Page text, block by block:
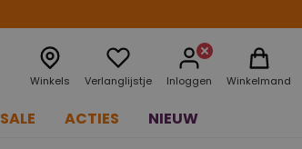
Winkels Verlanglijstje Inloggen Winkelmand
SALE ACTIES NIEUW